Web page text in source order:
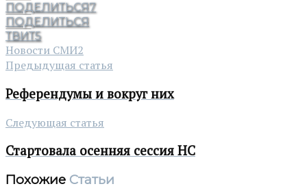
ПОДЕЛИТЬСЯ7
ПОДЕЛИТЬСЯ
ТВИТ5
Новости СМИ2
Предыдущая статья
Референдумы и вокруг них
Следующая статья
Стартовала осенняя сессия НС
Похожие Статьи